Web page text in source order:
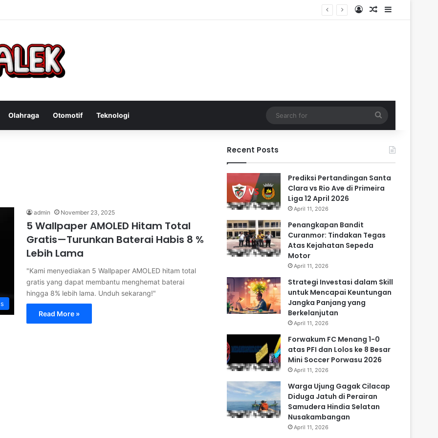
Log InRandom Article
Sidebar
Olahraga Otomotif Teknologi
for
admin November 23, 2025
5 Wallpaper AMOLED Hitam Total
Gratis—Turunkan Baterai Habis 8 %
Lebih Lama
"Kami menyediakan 5 Wallpaper AMOLED hitam total
gratis yang dapat membantu menghemat baterai
hingga 8% lebih lama. Unduh sekarang!"
Read More »
Recent Posts
Prediksi Pertandingan Santa
Clara vs Rio Ave di Primeira
Liga 12 April 2026
April 11, 2026
Penangkapan Bandit
Curanmor: Tindakan Tegas
Atas Kejahatan Sepeda
Motor
April 11, 2026
Strategi Investasi dalam Skill
untuk Mencapai Keuntungan
Jangka Panjang yang
Berkelanjutan
April 11, 2026
Forwakum FC Menang 1-0
atas PFI dan Lolos ke 8 Besar
Mini Soccer Porwasu 2026
April 11, 2026
Warga Ujung Gagak Cilacap
Diduga Jatuh di Perairan
Samudera Hindia Selatan
Nusakambangan
April 11, 2026